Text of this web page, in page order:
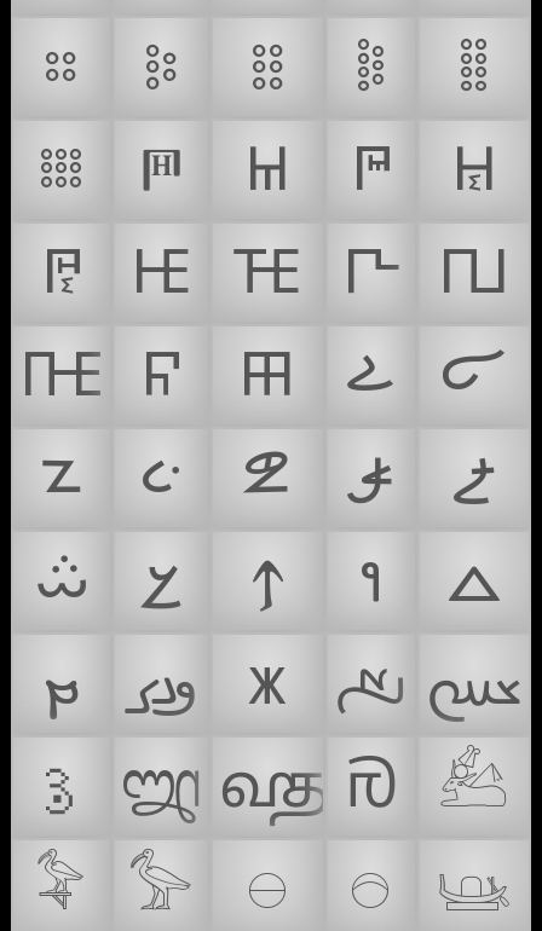
𐄜
𐄝 𐄞 𐄟
𐄠
𐄡
𐅅 𐅋 𐅌
𐅒
𐅓
𐅪 𐅫 𐅬
𐅭
𐅮
𐅯 𐅰 𐋳
𐋴
𐋵
𐋶 𐋷 𐋸
𐋹
𐋺
𐋻 𐍊 𐢯
𐣿
𐫯
𐮯 𐳾 𐼥 𐽔
𐿋
𑇳 𑿀 𑿁
𓃕
𓅝
𓅞 𓇷 𓇸 𓊞